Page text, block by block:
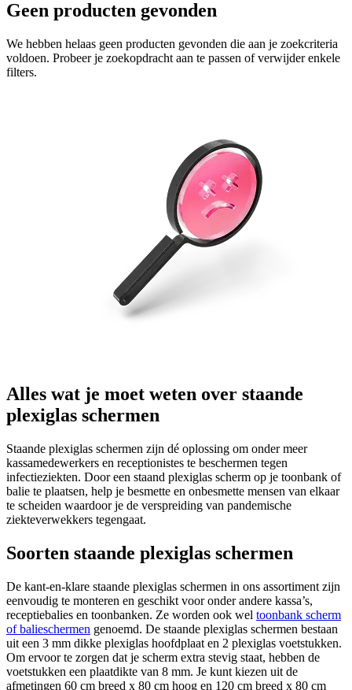
Geen producten gevonden
We hebben helaas geen producten gevonden die aan je zoekcriteria
voldoen. Probeer je zoekopdracht aan te passen of verwijder enkele
filters.
Alles wat je moet weten over staande
plexiglas schermen
Staande plexiglas schermen zijn dé oplossing om onder meer
kassamedewerkers en receptionistes te beschermen tegen
infectieziekten. Door een staand plexiglas scherm op je toonbank of
balie te plaatsen, help je besmette en onbesmette mensen van elkaar
te scheiden waardoor je de verspreiding van pandemische
ziekteverwekkers tegengaat.
Soorten staande plexiglas schermen
De kant-en-klare staande plexiglas schermen in ons assortiment zijn
eenvoudig te monteren en geschikt voor onder andere kassa’s,
receptiebalies en toonbanken. Ze worden ook wel toonbank scherm
of balieschermen genoemd. De staande plexiglas schermen bestaan
uit een 3 mm dikke plexiglas hoofdplaat en 2 plexiglas voetstukken.
Om ervoor te zorgen dat je scherm extra stevig staat, hebben de
voetstukken een plaatdikte van 8 mm. Je kunt kiezen uit de
afmetingen 60 cm breed x 80 cm hoog en 120 cm breed x 80 cm